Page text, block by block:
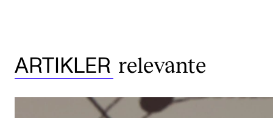
ARTIKLER relevante